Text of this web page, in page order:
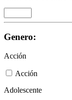
Genero:
Acción
Acción
Adolescente